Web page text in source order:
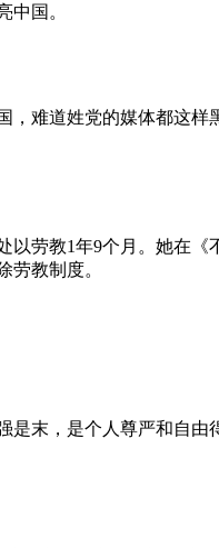
中国。
，难道姓党的媒体都这样
以劳教1年9个月。她在
劳教制度。
是末，是个人尊严和自